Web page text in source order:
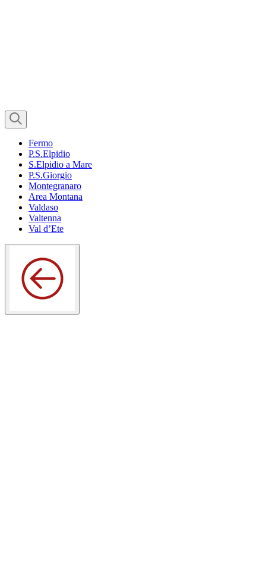
Fermo
P.S.Elpidio
S.Elpidio a Mare
P.S.Giorgio
Montegranaro
Area Montana
Valdaso
Valtenna
Val d’Ete